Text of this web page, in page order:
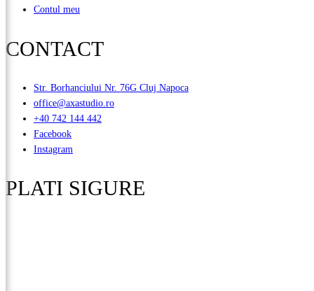
Contul meu
CONTACT
Str. Borhanciului Nr. 76G Cluj Napoca
office@axastudio.ro
+40 742 144 442
Facebook
Instagram
PLATI SIGURE